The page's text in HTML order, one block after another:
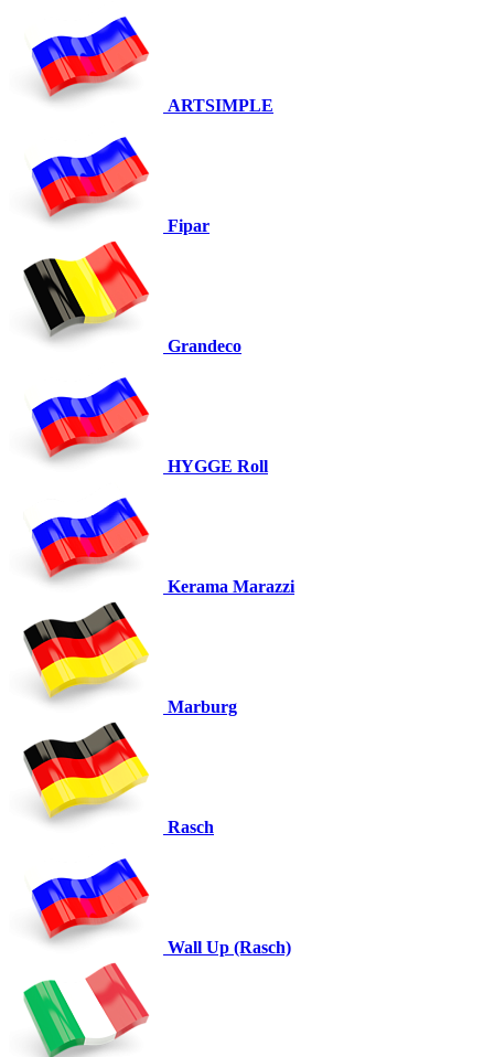
ARTSIMPLE
Fipar
Grandeco
HYGGE Roll
Kerama Marazzi
Marburg
Rasch
Wall Up (Rasch)